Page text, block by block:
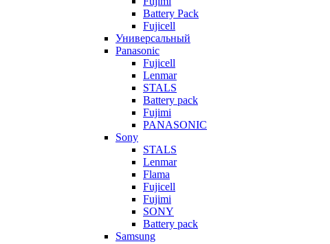
Battery Pack
Fujicell
Универсальный
Panasonic
Fujicell
Lenmar
STALS
Battery pack
Fujimi
PANASONIC
Sony
STALS
Lenmar
Flama
Fujicell
Fujimi
SONY
Battery pack
Samsung